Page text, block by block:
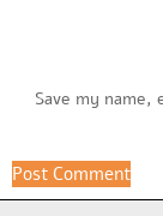
Save my